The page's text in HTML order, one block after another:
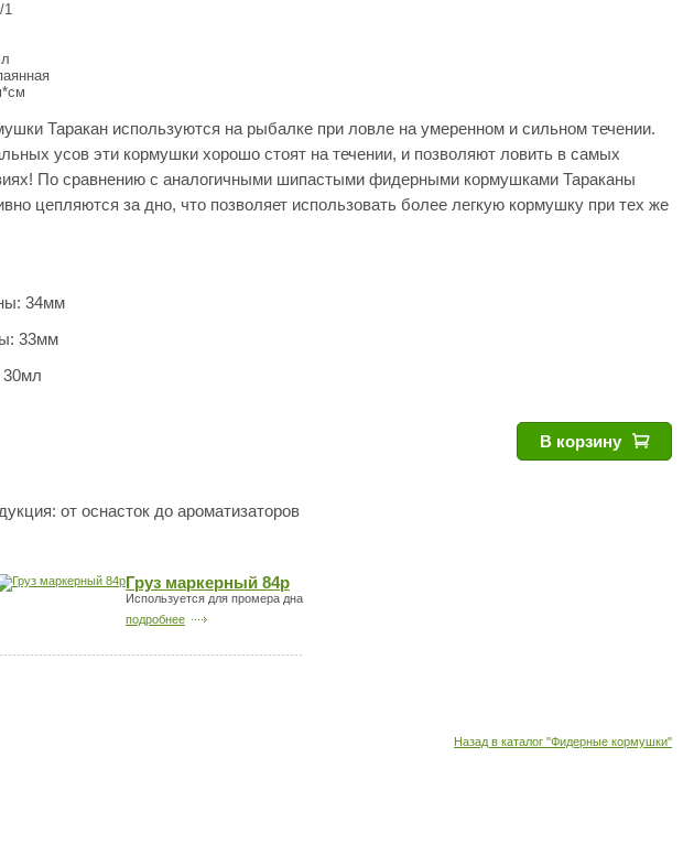
1
Таракан используются на рыбалке при ловле на умеренном и сильном течении.
усов эти кормушки хорошо стоят на течении, и позволяют ловить в самых
По сравнению с аналогичными шипастыми фидерными кормушками Тараканы
цепляются за дно, что позволяет использовать более легкую кормушку при тех же
34мм
33мм
30мл
В корзину
от оснасток до ароматизаторов
Груз маркерный 84р
Используется для промера дна
подробнее
Назад в каталог "Фидерные кормушки"